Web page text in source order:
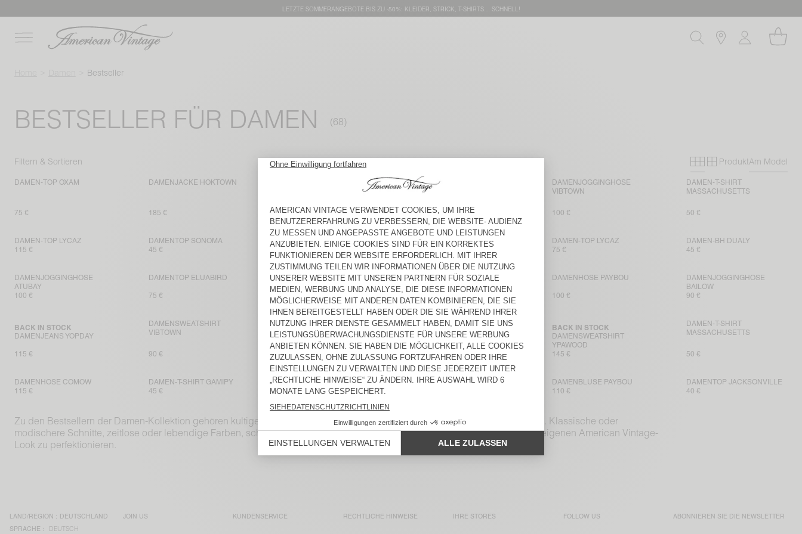
LETZTE SOMMERANGEBOTE BIS ZU -50%: KLEIDER, STRICK, T-SHIRTS… SCHNELL!
Bestseller
BESTSELLER FÜR DAMEN
Filtern & Sortieren Primary grid
Secondary
ProduktAm Model
DAMEN-TOP OXAM
75 €
DAMENJACKE HOKTOWN
185 € 90 €
DAMEN-KURZE HOSE
BOBYPARK
50 €
DAMENJOGGINGHOSE
VIBTOWN
100 €
DAMEN-T-SHIRT
MASSACHUSETTS
50 €
DAMEN-TOP LYCAZ
115 €
DAMENTOP SONOMA
45 €
DAMENSHORTS LYCAZ
DAMEN-T-SHIRT SONOMA
DAMEN-TOP LYCAZ
75 €
DAMEN-BH DUALY
45 €
DAMENJOGGINGHOSE
ATUBAY
100 €
DAMENTOP ELUABIRD
75 €
DAMENTOP SONOMA
45 €
DAMEN-T-SHIRT SONOMA
50 €
DAMENHOSE PAYBOU
100 €
DAMENJOGGINGHOSE
BAILOW
90 €
DAMENJEANS YOPDAY
BACK IN STOCK
115 €
DAMENSWEATSHIRT
VIBTOWN
90 €
DAMEN-T-SHIRT SONOMA
50 €
DAMEN-BOYFRIEND JEANS
YOPDAY
115 €
DAMENSWEATSHIRT
YPAWOOD
BACK IN STOCK
145 €
DAMEN-T-SHIRT
MASSACHUSETTS
50 €
DAMENHOSE COMOW
115 €
DAMEN-T-SHIRT GAMIPY
45 €
DAMEN-T-SHIRT OXYL
65 €
DAMENROCK PAYBOU
DAMENBLUSE PAYBOU
110 €
DAMENTOP JACKSONVILLE
40 €
Zu den Bestsellern der Damen-Kollektion gehören kultige American Vintage-Stücke: T-Shirts, Strickwaren, Denim und Mäntel. Klassische oder
modischere Schnitte, zeitlose oder lebendige Farben, schlichte oder raffinierte Stücke, lassen Sie sich inspirieren, um Ihren eigenen American Vintage-
Look zu perfektionieren.
LAND/REGION : DEUTSCHLAND
SPRACHE :
DEUTSCH
JOIN US KUNDENSERVICE RECHTLICHE HINWEISE IHRE STORES FOLLOW US ABONNIEREN SIE DIE NEWSLETTER